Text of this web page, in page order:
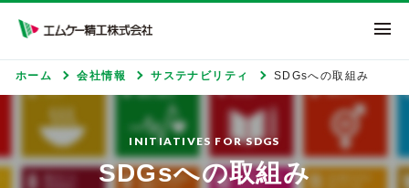
エムケー精工株式
ホーム 会社情報 サステナビリティ SDGsへの取組み
INITIATIVES FOR SDGS
SDGsへの取組み